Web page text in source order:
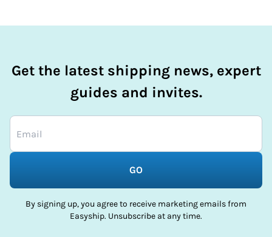
Get the latest shipping news, expert
guides and invites.
GO
By signing up, you agree to receive marketing emails from
Easyship. Unsubscribe at any time.